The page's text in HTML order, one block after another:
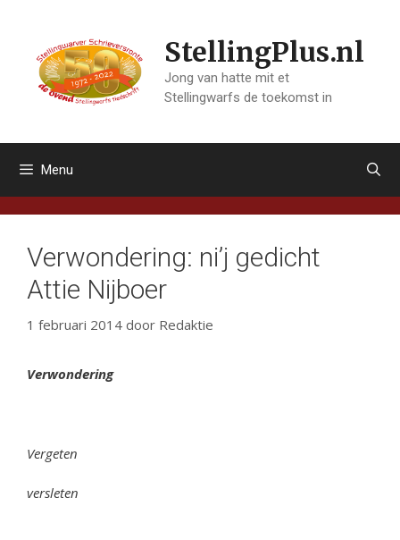
inhoud
StellingPlus.nl
Jong van hatte mit et
Stellingwarfs de toekomst in
Menu
Verwondering: ni’j gedicht
Attie Nijboer
1 februari 2014 door Redaktie
Verwondering
Vergeten
versleten